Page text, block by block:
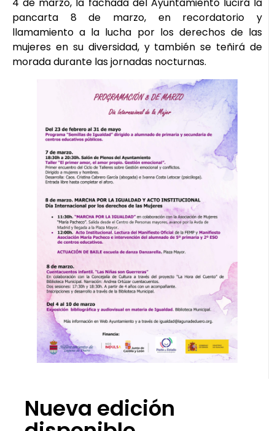
pancarta 8 de marzo, en recordatorio y
llamamiento a la lucha por los derechos de las
mujeres en su diversidad, y también se teñirá de
morada durante las jornadas nocturnas.
Nueva edición